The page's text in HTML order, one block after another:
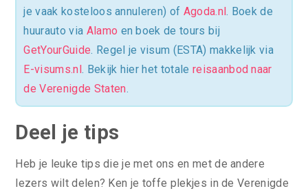
je vaak kosteloos annuleren) of Agoda.nl. Boek de
huurauto via Alamo en boek de tours bij
GetYourGuide. Regel je visum (ESTA) makkelijk via
E-visums.nl . Bekijk hier het totale reisaanbod naar
de Verenigde Staten.
Deel je tips
Heb je leuke tips die je met ons en met de andere
lezers wilt delen? Ken je toffe plekjes in de Verenigde